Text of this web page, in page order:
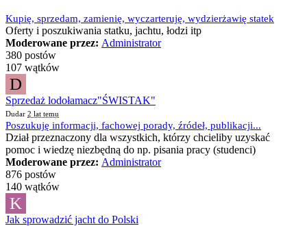
Kupię, sprzedam, zamienię, wyczarteruję, wydzierżawię statek
Oferty i poszukiwania statku, jachtu, łodzi itp
Moderowane przez: Administrator
380 postów
107 wątków
D
Sprzedaż lodołamacz"ŚWISTAK"
Dudar 2 lat temu
Poszukuję informacji, fachowej porady, źródeł, publikacji...
Dział przeznaczony dla wszystkich, którzy chcieliby uzyskać
pomoc i wiedzę niezbędną do np. pisania pracy (studenci)
Moderowane przez: Administrator
876 postów
140 wątków
K
Jak sprowadzić jacht do Polski